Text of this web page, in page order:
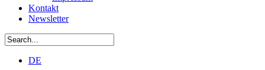
Kontakt
Newsletter
DE